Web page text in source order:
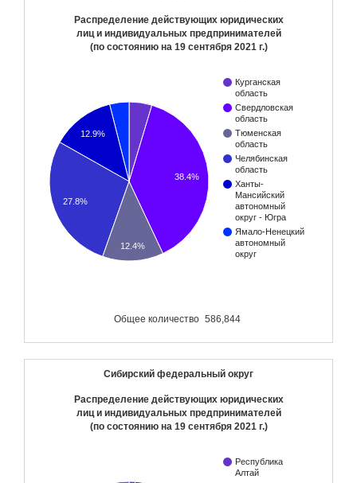
Распределение действующих юридических
лиц и индивидуальных предпринимателей
(по состоянию на 19 сентября 2021 г.)
Курганская
область
Свердловская
область
Тюменская
область
Челябинская
область
Ханты-
Мансийский
автономный
округ - Югра
Ямало-Ненецкий
автономный
округ
38.4%
12.9%
27.8%
12.4%
Общее количество 586,844
Сибирский федеральный округ
Распределение действующих юридических
лиц и индивидуальных предпринимателей
(по состоянию на 19 сентября 2021 г.)
Республика
Алтай